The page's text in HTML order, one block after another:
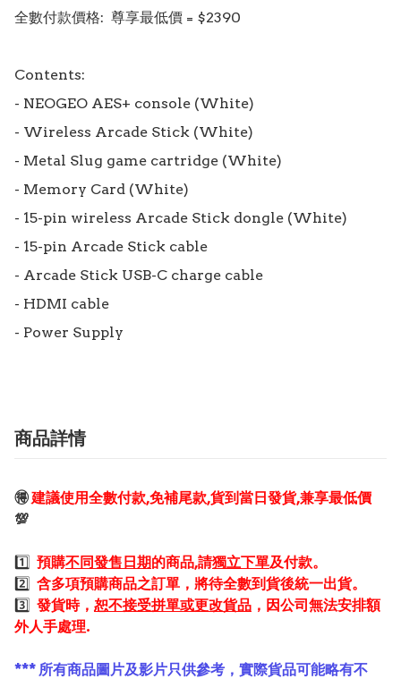
全數付款價格:  尊享最低價 = $2390
Contents:
- NEOGEO AES+ console (White)
- Wireless Arcade Stick (White)
- Metal Slug game cartridge (White)
- Memory Card (White)
- 15-pin wireless Arcade Stick dongle (White)
- 15-pin Arcade Stick cable
- Arcade Stick USB-C charge cable
- HDMI cable
- Power Supply
商品詳情
🉐建議使用全數付款,免補尾款,貨到當日發貨,兼享最低價
💯
1️⃣ 預購不同發售日期的商品,請獨立下單及付款。
2️⃣ 含多項預購商品之訂單，將待全數到貨後統一出貨。
3️⃣ 發貨時， 恕不接受拼單或更改貨品 ，因公司無法安排額
外人手處理.
*** 所有商品圖片及影片只供參考，實際貨品可能略有不